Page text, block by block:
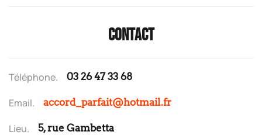
Contact
Téléphone. 03 26 47 33 68
Email. accord_parfait@hotmail.fr
Lieu.
5, rue Gambetta